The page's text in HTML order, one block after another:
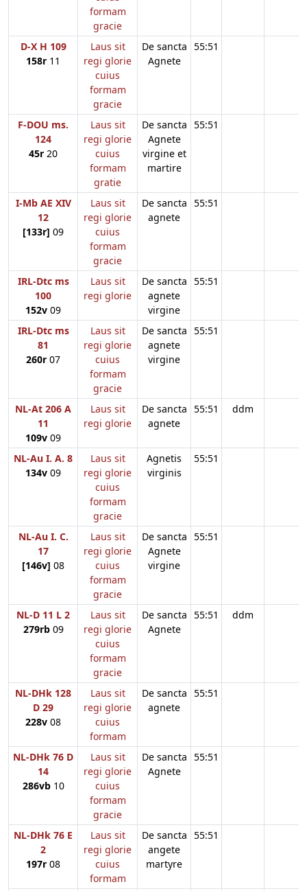
formam
gracie
D-X H 109
158r 11
Laus sit
regi glorie
cuius
formam
gracie
De sancta
Agnete
55:51
F-DOU ms.
124
45r 20
Laus sit
regi glorie
cuius
formam
gratie
De sancta
Agnete
virgine et
martire
55:51
I-Mb AE XIV
12
[133r] 09
Laus sit
regi glorie
cuius
formam
gracie
De sancta
agnete
55:51
IRL-Dtc ms
100
152v 09
Laus sit
regi glorie
De sancta
agnete
virgine
55:51
IRL-Dtc ms
81
260r 07
Laus sit
regi glorie
cuius
formam
gracie
De sancta
agnete
virgine
55:51
NL-At 206 A
11
109v 09
Laus sit
regi glorie
De sancta
agnete
55:51 ddm
NL-Au I. A. 8
134v 09
Laus sit
regi glorie
cuius
formam
gracie
Agnetis
virginis
55:51
NL-Au I. C.
17
[146v] 08
Laus sit
regi glorie
cuius
formam
gracie
De sancta
Agnete
virgine
55:51
NL-D 11 L 2
279rb09
Laus sit
regi glorie
cuius
formam
gracie
De sancta
Agnete
55:51 ddm
NL-DHk 128
D 29
228v 08
Laus sit
regi glorie
cuius
formam
De sancta
agnete
55:51
NL-DHk 76 D
14
286vb10
Laus sit
regi glorie
cuius
formam
gracie
De sancta
Agnete
55:51
NL-DHk 76 E
2
197r 08
Laus sit
regi glorie
cuius
formam
De sancta
angete
martyre
55:51